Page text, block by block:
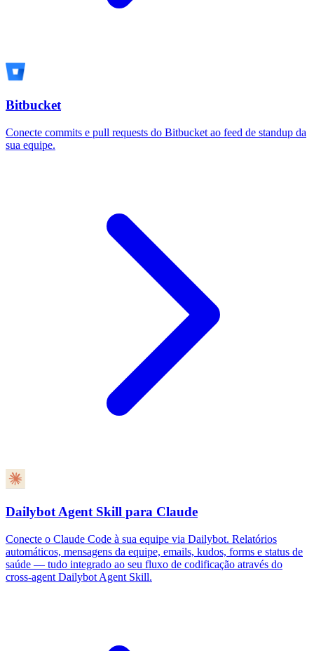
Bitbucket
Conecte commits e pull requests do Bitbucket ao feed de standup da
sua equipe.
Dailybot Agent Skill para Claude
Conecte o Claude Code à sua equipe via Dailybot. Relatórios
automáticos, mensagens da equipe, emails, kudos, forms e status de
saúde — tudo integrado ao seu fluxo de codificação através do
cross-agent Dailybot Agent Skill.